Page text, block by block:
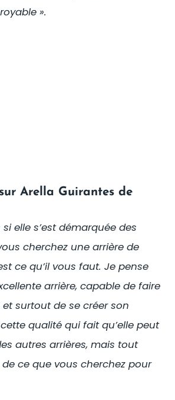
».
Arella Guirantes de
elle s’est démarquée des
cherchez une arrière de
ce qu’il vous faut. Je pense
arrière, capable de faire
surtout de se créer son
qualité qui fait qu’elle peut
autres arrières, mais tout
ce que vous cherchez pour